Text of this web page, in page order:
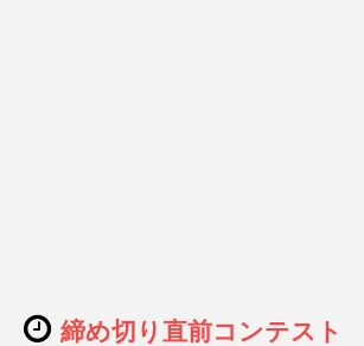
締め切り直前コンテスト